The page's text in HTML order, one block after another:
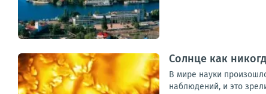
Солнце как
В мире науки
наблюдений, и это